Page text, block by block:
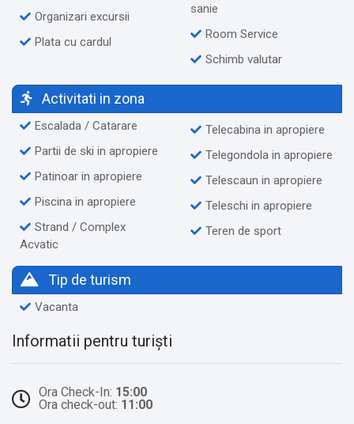
Organizari excursii
Plata cu cardul
sanie
Room Service
Schimb valutar
Activitati in zona
Escalada / Catarare
Partii de ski in apropiere
Patinoar in apropiere
Piscina in apropiere
Strand / Complex
Acvatic
Telecabina in apropiere
Telegondola in apropiere
Telescaun in apropiere
Teleschi in apropiere
Teren de sport
Tip de turism
Vacanta
Informatii pentru turiști
Ora Check-In: 15:00
Ora check-out: 11:00